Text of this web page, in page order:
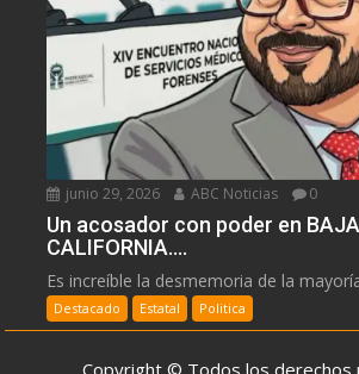
junio 29, 2026 ABC Noticias 0
Un acosador con poder en BAJA
CALIFORNIA….
Es increíble la desmemoria de la
Destacado Estatal Politica
Copyright © Todos los derechos